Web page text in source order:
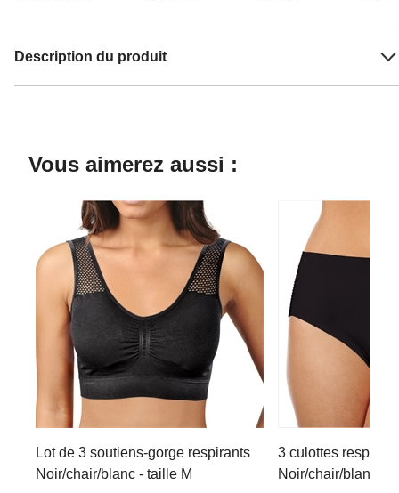
Description du produit
Vous aimerez aussi :
Lot de 3 soutiens-gorge respirants
Noir/chair/blanc - taille M
3 culottes
Noir/chair/blanc -